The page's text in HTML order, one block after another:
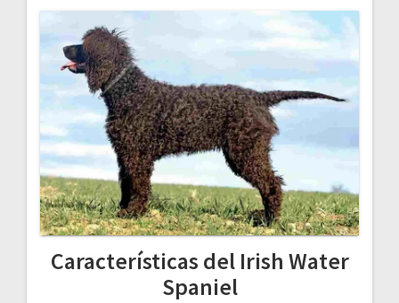
Características del Irish Water
Spaniel